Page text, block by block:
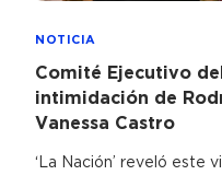
NOTICIA
Comité Ejecutivo
intimidación de
Vanessa Castro
‘La Nación’ reveló este